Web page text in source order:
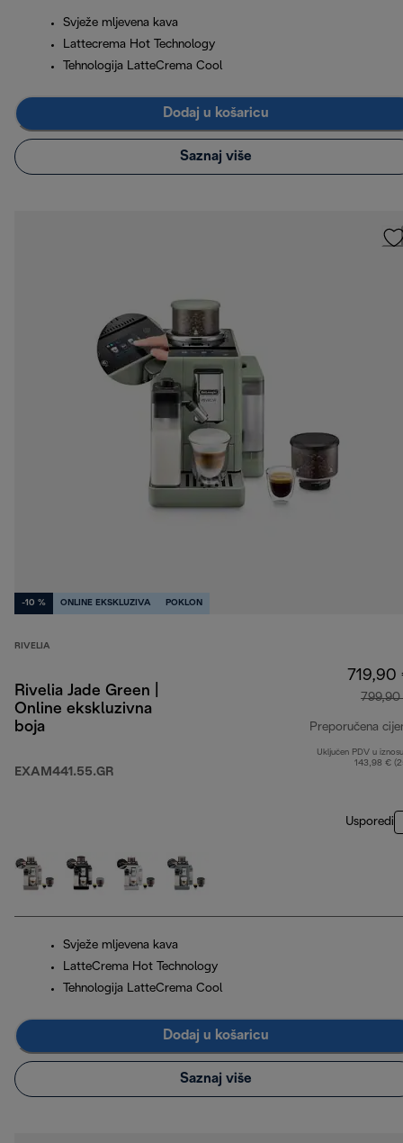
Svježe mljevena kava
Lattecrema Hot Technology
Tehnologija LatteCrema Cool
Dodaj u košaricu
Saznaj više
-10 % ONLINE EKSKLUZIVA POKLON
RIVELIA
Rivelia Jade Green |
Online ekskluzivna
boja
EXAM441.55.GR
719,90
Preporučena
Uključen PDV u
143,98 €
Usporedi
Svježe mljevena kava
LatteCrema Hot Technology
Tehnologija LatteCrema Cool
Dodaj u košaricu
Saznaj više